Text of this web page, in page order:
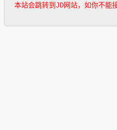
本站会跳转到JD网站，如你不能